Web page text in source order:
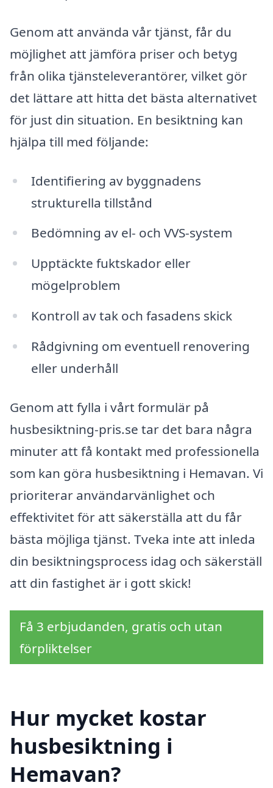
Genom att använda vår tjänst, får du
möjlighet att jämföra priser och betyg
från olika tjänsteleverantörer, vilket gör
det lättare att hitta det bästa alternativet
för just din situation. En besiktning kan
hjälpa till med följande:
Identifiering av byggnadens
strukturella tillstånd
Bedömning av el- och VVS-system
Upptäckte fuktskador eller
mögelproblem
Kontroll av tak och fasadens skick
Rådgivning om eventuell renovering
eller underhåll
Genom att fylla i vårt formulär på
husbesiktning-pris.se tar det bara några
minuter att få kontakt med professionella
som kan göra husbesiktning i Hemavan. Vi
prioriterar användarvänlighet och
effektivitet för att säkerställa att du får
bästa möjliga tjänst. Tveka inte att inleda
din besiktningsprocess idag och säkerställ
att din fastighet är i gott skick!
Få 3 erbjudanden, gratis och utan
förpliktelser
Hur mycket kostar
husbesiktning i
Hemavan?